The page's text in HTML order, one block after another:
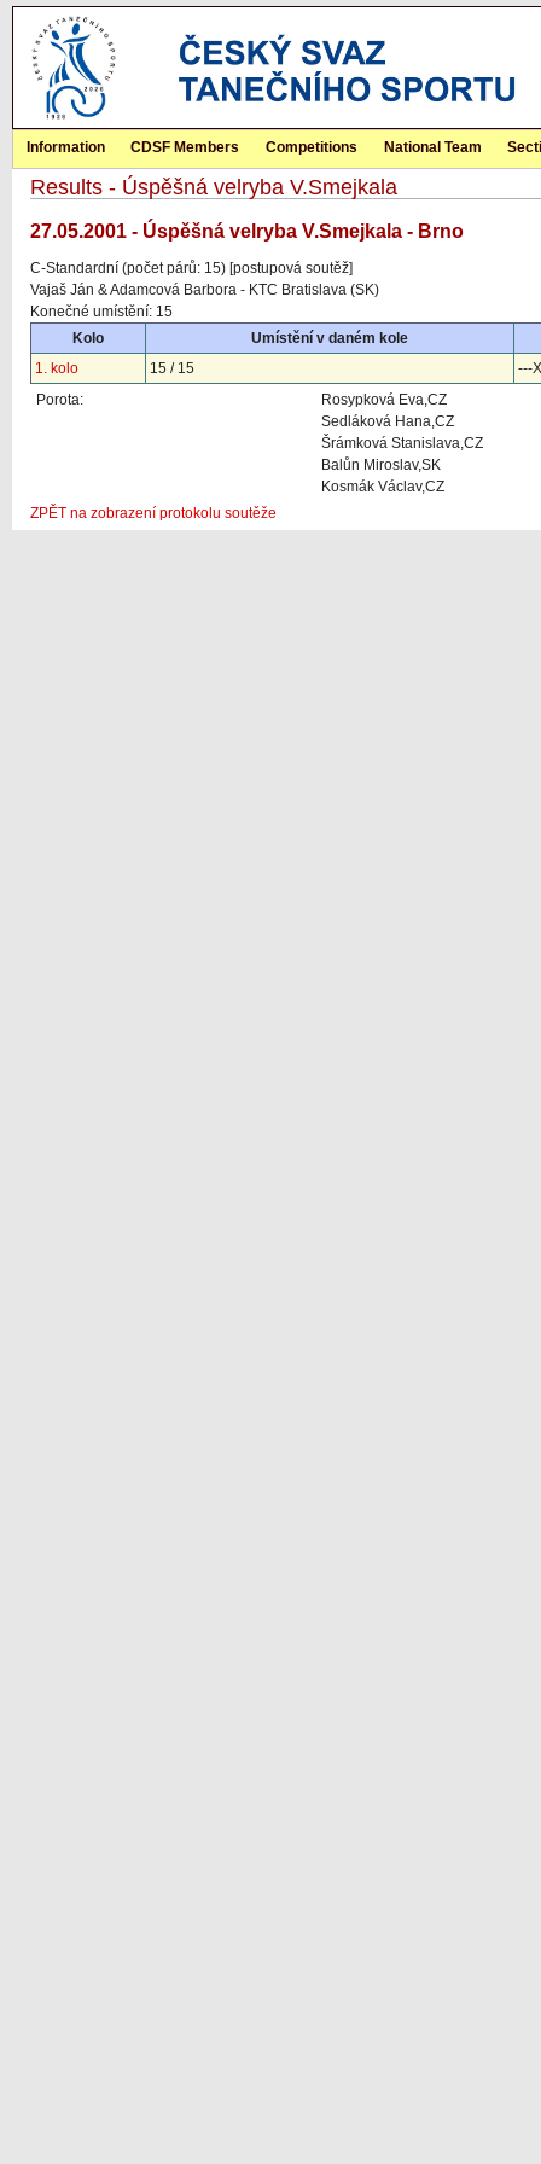
Information CDSF Members Competitions National Team
Results - Úspěšná velryba V.Smejkala
27.05.2001 - Úspěšná velryba V.Smejkala - Brno
C-Standardní (počet párů: 15) [postupová soutěž]
Vajaš Ján & Adamcová Barbora - KTC Bratislava (SK)
Konečné umístění: 15
Kolo
Umístění v daném kole
1. kolo
15 / 15
---
Porota:
Rosypková Eva,CZ
Sedláková Hana,CZ
Šrámková Stanislava,CZ
Balůn Miroslav,SK
Kosmák Václav,CZ
ZPĚT na zobrazení protokolu soutěže